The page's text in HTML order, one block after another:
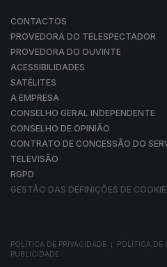
CONTACTOS
PROVEDORA DO TELESPECTADOR
PROVEDORA DO OUVINTE
ACESSIBILIDADES
SATÉLITES
A EMPRESA
CONSELHO GERAL INDEPENDENTE
CONSELHO DE OPINIÃO
CONTRATO DE CONCESSÃO DO
TELEVISÃO
RGPD
GESTÃO DAS DEFINIÇÕES DE
POLÍTICA DE PRIVACIDADE POLÍTICA DE
PUBLICIDADE